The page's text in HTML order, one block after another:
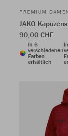
PREMIUM
JAKO
90,00 CHF
In 6
verschiedenen
Farben
erhältlich